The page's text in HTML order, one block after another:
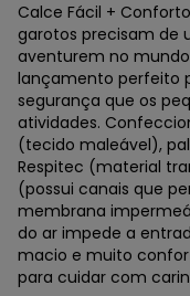
Calce Fácil +
garotos precisam de
aventurem no mundo
lançamento perfeito
segurança que os
atividades.
(tecido maleável),
Respitec (material
(possui canais que
membrana
do ar impede a
macio e muito
para cuidar com